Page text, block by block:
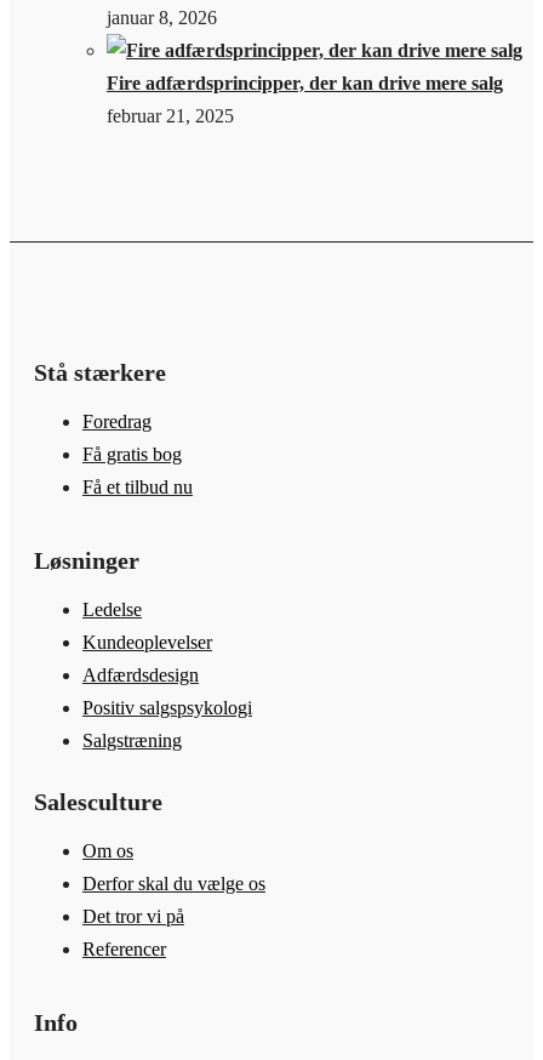
januar 8, 2026
Fire adfærdsprincipper, der kan drive mere salg
februar 21, 2025
Stå stærkere
Foredrag
Få gratis bog
Få et tilbud nu
Løsninger
Ledelse
Kundeoplevelser
Adfærdsdesign
Positiv salgspsykologi
Salgstræning
Salesculture
Om os
Derfor skal du vælge os
Det tror vi på
Referencer
Info